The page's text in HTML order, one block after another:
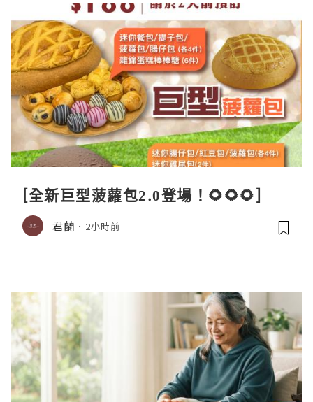
[全新巨型菠蘿包2.0登場！🌻🌻🌻]
君蘭 2小時前